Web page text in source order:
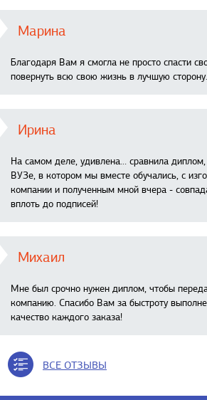
Марина
Благодаря Вам я смогла не просто спасти
повернуть всю свою жизнь в лучшую
Ирина
На самом деле, удивлена… сравнила
ВУЗе, в котором мы вместе обучались, с
компании и полученным мной вчера -
вплоть до подписей!
Михаил
Мне был срочно нужен диплом, чтобы
компанию. Спасибо Вам за быстроту
качество каждого заказа!
ВСЕ ОТЗЫВЫ